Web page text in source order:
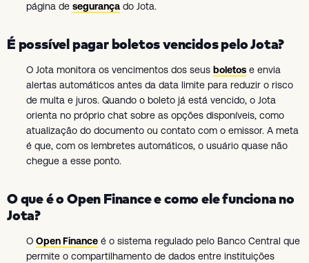
página de segurança do Jota.
É possível pagar boletos vencidos pelo Jota?
O Jota monitora os vencimentos dos seus boletos e envia
alertas automáticos antes da data limite para reduzir o risco
de multa e juros. Quando o boleto já está vencido, o Jota
orienta no próprio chat sobre as opções disponíveis, como
atualização do documento ou contato com o emissor. A meta
é que, com os lembretes automáticos, o usuário quase não
chegue a esse ponto.
O que é o Open Finance e como ele funciona no
Jota?
O Open Finance é o sistema regulado pelo Banco Central que
permite o compartilhamento de dados entre instituições